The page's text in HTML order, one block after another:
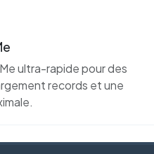
ultra-rapide pour des
records et une